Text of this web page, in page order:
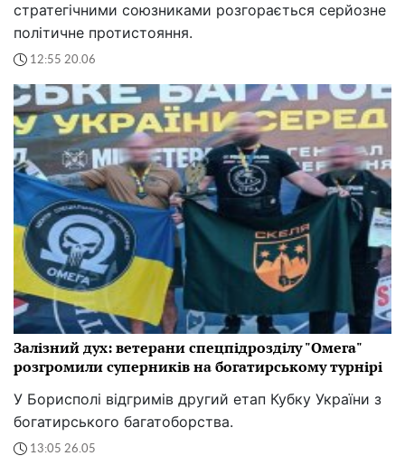
стратегічними союзниками розгорається серйозне
політичне протистояння.
12:55 20.06
Залізний дух: ветерани спецпідрозділу "Омега"
розгромили суперників на богатирському турнірі
У Борисполі відгримів другий етап Кубку України з
богатирського багатоборства.
13:05 26.05